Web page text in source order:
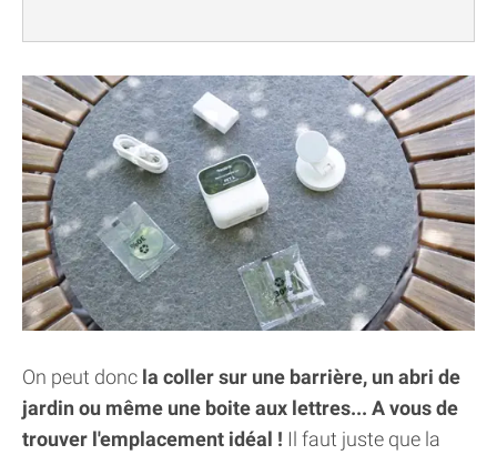
On peut donc la coller sur une barrière, un abri de
jardin ou même une boite aux lettres... A vous de
trouver l'emplacement idéal ! Il faut juste que la